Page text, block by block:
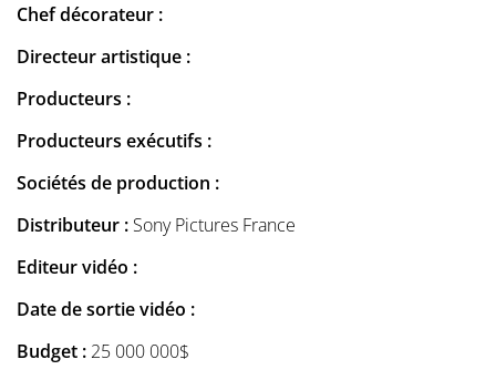
Chef décorateur :
Directeur artistique :
Producteurs :
Producteurs exécutifs :
Sociétés de production :
Distributeur : Sony Pictures France
Editeur vidéo :
Date de sortie vidéo :
Budget : 25 000 000$